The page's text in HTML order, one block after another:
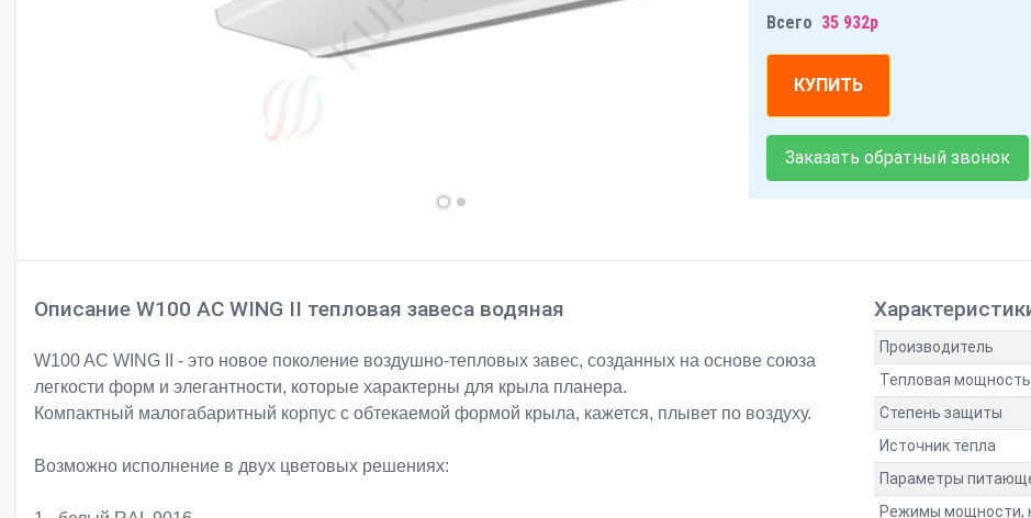
Всего 35 932р
КУПИТЬ
Заказать обратный звонок
Описание W100 AC WING II тепловая завеса водяная
W100 AC WING II - это новое поколение воздушно-тепловых завес, созданных на основе союза
легкости форм и элегантности, которые характерны для крыла планера.
Компактный малогабаритный корпус с обтекаемой формой крыла, кажется, плывет по воздуху.
Возможно исполнение в двух цветовых решениях:
Производитель
Тепловая
Степень защиты
Источник тепла
Параметры
Режимы мощности,